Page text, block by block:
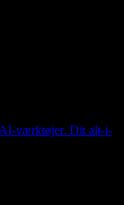
AI-værktøjer. Dit alt-i-